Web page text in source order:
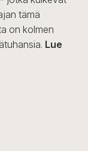
tämä
on kolmen
Lue